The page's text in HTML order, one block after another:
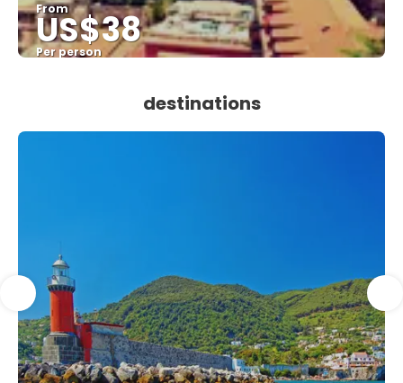
From
US$38
Per person
destinations